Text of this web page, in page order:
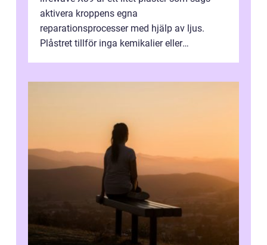
aktivera kroppens egna
reparationsprocesser med hjälp av ljus.
Plåstret tillför inga kemikalier eller